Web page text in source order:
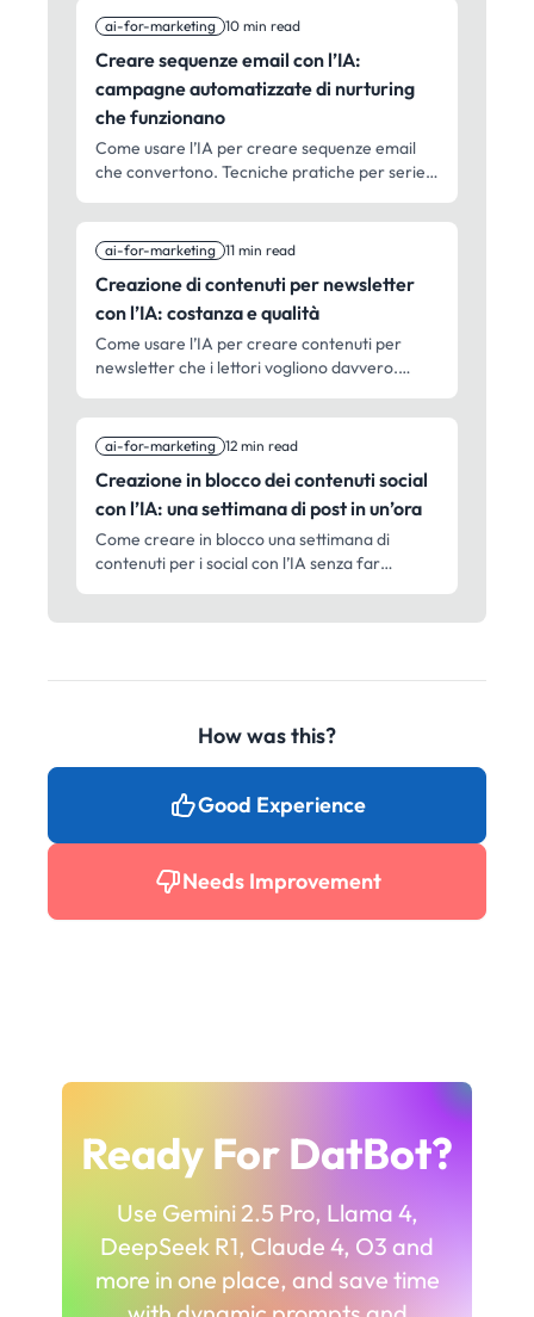
ai-for-marketing 10 min read
Creare sequenze email con l’IA:
campagne automatizzate di nurturing
che funzionano
Come usare l’IA per creare sequenze email
che convertono. Tecniche pratiche per serie
automatizzati che fanno risparmiare tempo
senza sacrificare la qualità.
ai-for-marketing 11 min read
Creazione di contenuti per newsletter
con l’IA: costanza e qualità
Come usare l’IA per creare contenuti per
newsletter che i lettori vogliono davvero.
cadenze di pubblicazione regolari.
ai-for-marketing 12 min read
Creazione in blocco dei contenuti social
con l’IA: una settimana di post in un’ora
Come creare in blocco una settimana di
contenuti per i social con l’IA senza far
How was this?
Good Experience
Needs Improvement
Ready For DatBot?
Use Gemini 2.5 Pro, Llama 4,
DeepSeek R1, Claude 4, O3 and
more in one place, and save time